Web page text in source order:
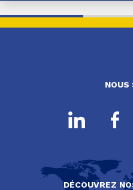
NOUS
DÉCOUVREZ